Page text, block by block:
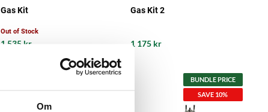
Om
Gas Kit
Out of Stock
1 535 kr
Gas Kit 2
1 175 kr
BUNDLE PRICE
SAVE 10%